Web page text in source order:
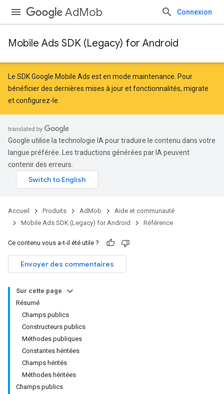
AdMob Connexion
Mobile Ads SDK (Legacy) for Android
Le SDK Google Mobile Ads est en mode maintenance. Pour
bénéficier des dernières mises à jour et fonctionnalités, migrate
etconfigurez-le
Google utilise la technologie IA pour traduire le contenu dans votre
langue préférée. Les traductions générées par IA peuvent
contenir des erreurs.
Accueil Produits AdMob
Aide et communauté
Mobile Ads SDK (Legacy) for Android
Référence
Ce contenu vous a-t-il été utile ?
Envoyer des commentaires
Sur cette page
Résumé
Champs publics
Constructeurs publics
Méthodes publiques
Constantes héritées
Champs hérités
Méthodes héritées
Champs publics